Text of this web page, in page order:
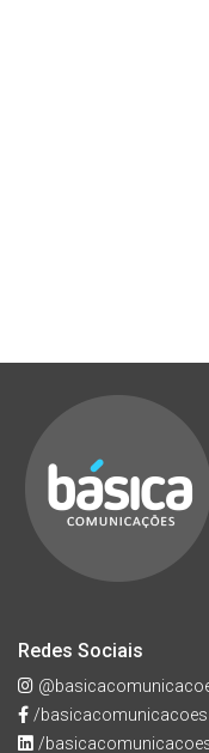
Redes Sociais
/basicacomunicacoes
/